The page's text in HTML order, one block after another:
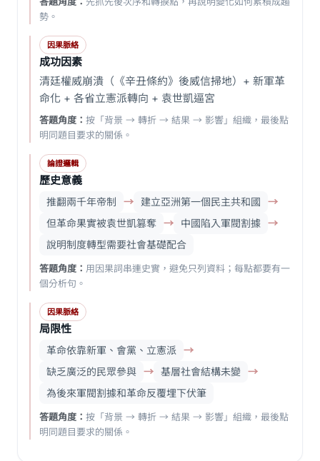
勢。
因果脈絡
成功因素
清廷權威崩潰（《辛丑條約》後威信掃地）+ 新軍革
命化 + 各省立憲派轉向 + 袁世凱逼宮
答題角度： 按「背景 → 轉折 → 結果 → 影響」組織，最後點
明同題目要求的關係。
論證邏輯
歷史意義
推翻兩千年帝制 → 建立亞洲第一個民主共和國
→
但革命果實被袁世凱篡奪 → 中國陷入軍閥割據 →
說明制度轉型需要社會基礎配合
答題角度： 用因果詞串連史實，避免只列資料；每點都要有一
個分析句。
因果脈絡
局限性
革命依靠新軍、會黨、立憲派 →
缺乏廣泛的民眾參與 → 基層社會結構未變 →
為後來軍閥割據和革命反覆埋下伏筆
答題角度： 按「背景 → 轉折 → 結果 → 影響」組織，最後點
明同題目要求的關係。